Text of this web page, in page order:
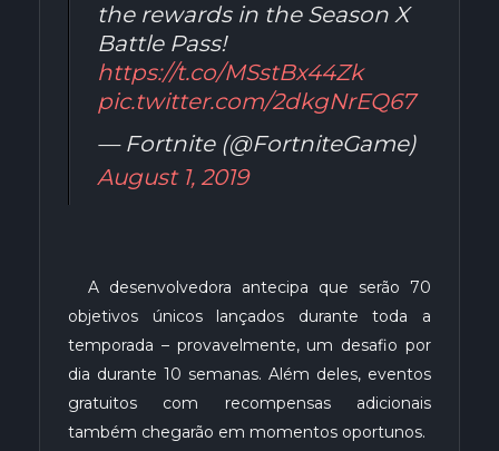
the rewards in the Season X
Battle Pass!
https://t.co/MSstBx44Zk
pic.twitter.com/2dkgNrEQ67
— Fortnite (@FortniteGame)
August 1, 2019
A desenvolvedora antecipa que serão 70
objetivos únicos lançados durante toda a
temporada – provavelmente, um desafio por
dia durante 10 semanas. Além deles, eventos
gratuitos com recompensas adicionais
também chegarão em momentos oportunos.